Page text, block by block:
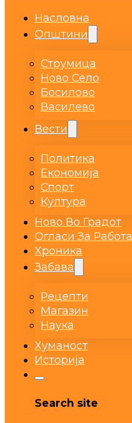
Насловна
Општини
Струмица
Ново Село
Босилово
Василево
Вести
Политика
Економија
Спорт
Култура
Ново Во Градот
Огласи За Работа
Хроника
Забава
Рецепти
Магазин
Наука
Хуманост
Историја
Search site